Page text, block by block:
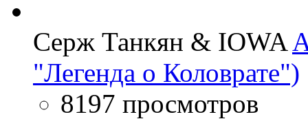
Серж Танкян & IOWA
"Легенда о Коловрате")
8197 просмотров